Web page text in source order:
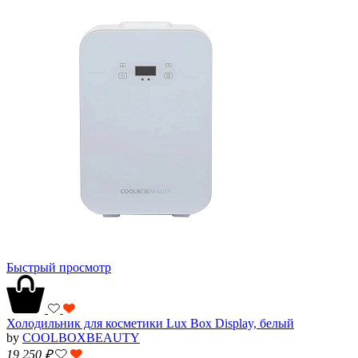
Быстрый просмотр
Холодильник для косметики Lux Box Display, белый
by COOLBOXBEAUTY
19 250 ₽